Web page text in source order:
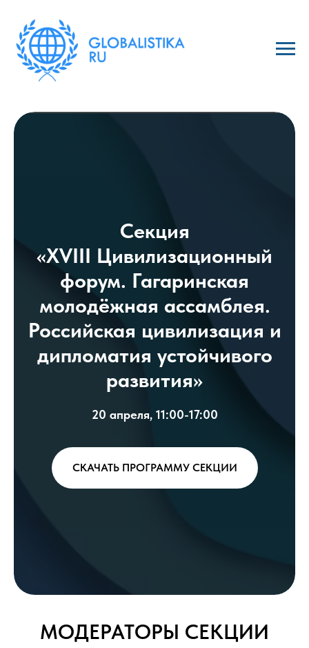
Cекция
«XVIII Цивилизационный
форум. Гагаринская
молодёжная ассамблея.
Российская цивилизация и
дипломатия устойчивого
развития»
20 апреля, 11:00-17:00
СКАЧАТЬ ПРОГРАММУ СЕКЦИИ
МОДЕРАТОРЫ СЕКЦИИ